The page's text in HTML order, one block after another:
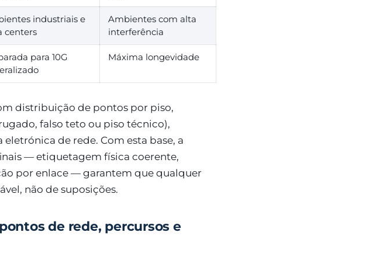
industriais e
centers
Ambientes com alta
interferência
para 10G
Máxima longevidade
distribuição de pontos por piso,
falso teto ou piso técnico),
de rede. Com esta base, a
— etiquetagem física coerente,
por enlace — garantem que qualquer
não de suposições.
de rede, percursos e